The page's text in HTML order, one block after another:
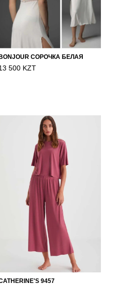
СОРОЧКА БЕЛАЯ
500 KZT
9457